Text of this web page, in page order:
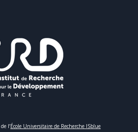
l’École Universitaire de Recherche ISblue